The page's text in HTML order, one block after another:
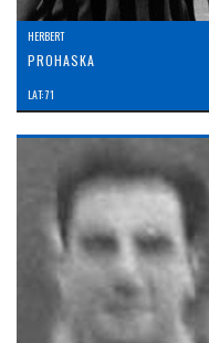
HERBERT
PROHASKA
LAT: 71